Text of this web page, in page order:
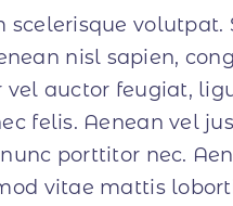
volutpat.
nisl sapien,
vel auctor feugiat,
felis. Aenean vel
porttitor nec.
vitae mattis